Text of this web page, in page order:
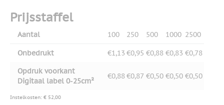
Prijsstaffel
Aantal 100 250 500 1000 2500
Onbedrukt €1,13 €0,95 €0,88 €0,83 €0,78
Opdruk voorkant
Digitaal label 0-25cm²
€0,88 €0,87 €0,50 €0,50 €0,50
Instelkosten: € 52,00